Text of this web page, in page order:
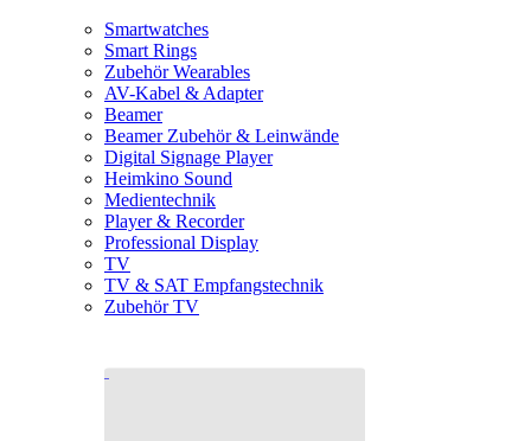
Smartwatches
Smart Rings
Zubehör Wearables
AV-Kabel & Adapter
Beamer
Beamer Zubehör & Leinwände
Digital Signage Player
Heimkino Sound
Medientechnik
Player & Recorder
Professional Display
TV
TV & SAT Empfangstechnik
Zubehör TV